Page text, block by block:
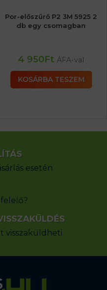
Por-előszűrő P2 3M 5925 2
db egy csomagban
4 950Ft ÁFA-val
KOSÁRBA TESZEM
esetén
visszaküldheti